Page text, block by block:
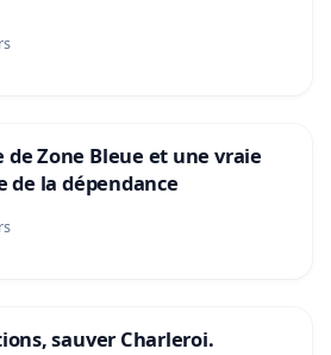
Zone Bleue et une vraie
de la dépendance
sauver Charleroi.